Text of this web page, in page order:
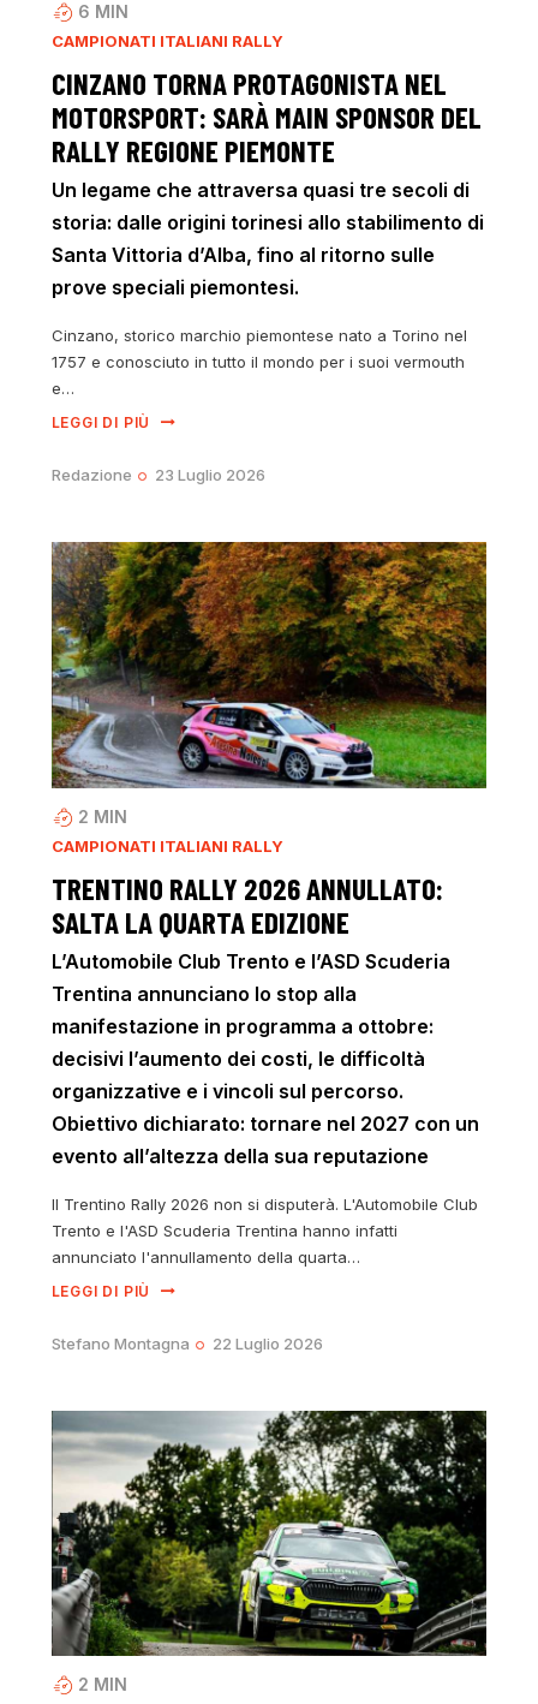
6 MIN
CAMPIONATI ITALIANI RALLY
CINZANO TORNA PROTAGONISTA NEL
MOTORSPORT: SARÀ MAIN SPONSOR DEL
RALLY REGIONE PIEMONTE
Un legame che attraversa quasi tre secoli di
storia: dalle origini torinesi allo stabilimento di
Santa Vittoria d’Alba, fino al ritorno sulle
prove speciali piemontesi.
Cinzano, storico marchio piemontese nato a Torino nel
1757 e conosciuto in tutto il mondo per i suoi vermouth
e…
LEGGI DI PIÙ
Redazione 23 Luglio 2026
2 MIN
CAMPIONATI ITALIANI RALLY
TRENTINO RALLY 2026 ANNULLATO:
SALTA LA QUARTA EDIZIONE
L’Automobile Club Trento e l’ASD Scuderia
Trentina annunciano lo stop alla
manifestazione in programma a ottobre:
decisivi l’aumento dei costi, le difficoltà
organizzative e i vincoli sul percorso.
Obiettivo dichiarato: tornare nel 2027 con un
evento all’altezza della sua reputazione
Il Trentino Rally 2026 non si disputerà. L'Automobile Club
Trento e l'ASD Scuderia Trentina hanno infatti
annunciato l'annullamento della quarta…
LEGGI DI PIÙ
Stefano Montagna 22 Luglio 2026
2 MIN